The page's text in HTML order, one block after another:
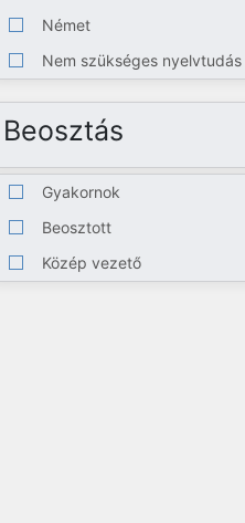
Német
Nem szükséges nyelvtudás
Beosztás
Gyakornok
Beosztott
Közép vezető